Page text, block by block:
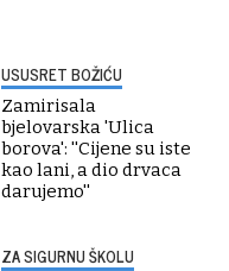
USUSRET BOŽIĆU
Zamirisala
bjelovarska 'Ulica
borova': ''Cijene su iste
kao lani, a dio drvaca
darujemo''
ZA SIGURNU ŠKOLU